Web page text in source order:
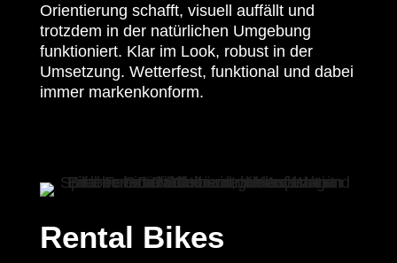
Orientierung schafft, visuell auffällt und
trotzdem in der natürlichen Umgebung
funktioniert. Klar im Look, robust in der
Umsetzung. Wetterfest, funktional und dabei
immer markenkonform.
Rental Bikes